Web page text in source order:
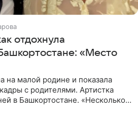
отдохнула
«Место
на малой родине и показала
с родителями. Артистка
в Башкортостане. «Несколько